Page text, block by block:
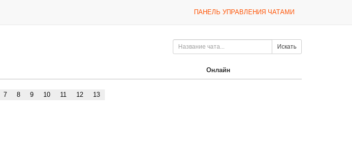
ПАНЕЛЬ УПРАВЛЕНИЯ ЧАТАМИ
Искать
Онлайн
7 8 9 10 11 12 13